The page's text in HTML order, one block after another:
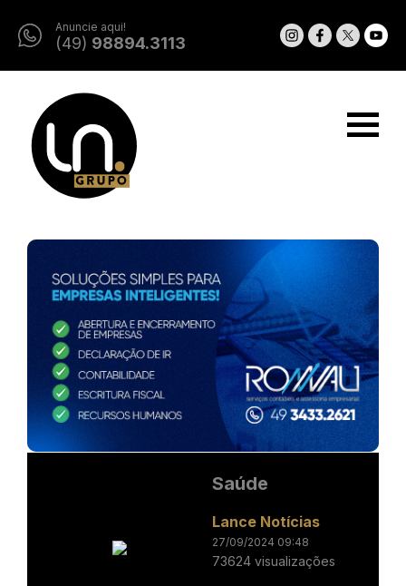
Anuncie aqui!
(49) 98894.3113
Saúde
Lance Notícias
27/09/2024 09:48
73624 visualizações